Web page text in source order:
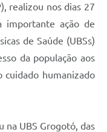
realizou nos dias 27
ação de
de Saúde (UBSs)
da população aos
cuidado humanizado
na UBS Grogotó, das